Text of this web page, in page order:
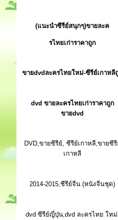
(แนะนำซีรีย์สนุกๆ)ขายละค
รไทยเก่าราคาถูก
ขายdvdละครไทยใหม่-ซีรีย์เกาหลี
dvd ขายละครไทยเก่าราคาถูก
ขายdvd
DVD,ขายซีรีย์, ซีรีย์เกาหลี,ขายซีรี
เกาหลี
2014-2015,ซีรีย์จีน (หนังจีนชุด)
dvd ซีรีย์ญี่ปุ่น,dvd ละครไทย ใหม่